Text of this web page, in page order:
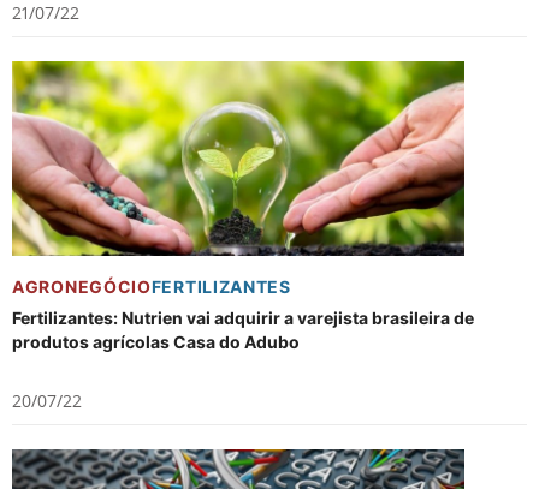
21/07/22
AGRONEGÓCIOFERTILIZANTES
Fertilizantes: Nutrien vai adquirir a varejista brasileira de
produtos agrícolas Casa do Adubo
20/07/22